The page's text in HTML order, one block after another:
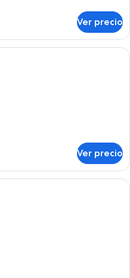
Ver precio
Habitación de hotel con dos camas,
Ver precio
Habitación de hotel con una cama